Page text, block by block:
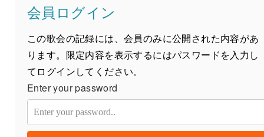
会員ログイン
この歌会の記録には、会員のみに公開された内容があ
ります。限定内容を表示するにはパスワードを入力し
てログインしてください。
Enter your password